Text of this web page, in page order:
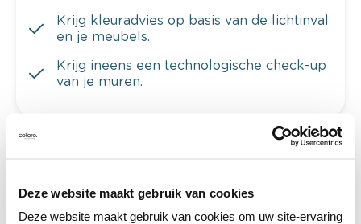
Deze website maakt gebruik van cookies
Deze website maakt gebruik van cookies om uw site-ervaring
Krijg kleuradvies op basis van de lichtinval
en je meubels.
Krijg ineens een technologische check-up
van je muren.
Ontdek er kleurechte stalen van je
kleurenselectie.